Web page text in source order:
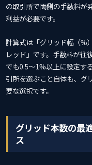
の取引所で両側の手数料が
利益が必要です。
計算式は「グリッド幅（%
レッド」です。手数料が往
でも0.5〜1%以上に設定す
引所を選ぶこと自体も、グ
要な選択です。
グリッド本数の最
ス